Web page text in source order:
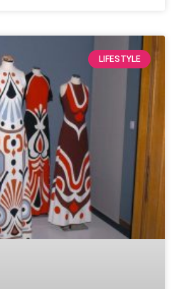
LIFESTYLE